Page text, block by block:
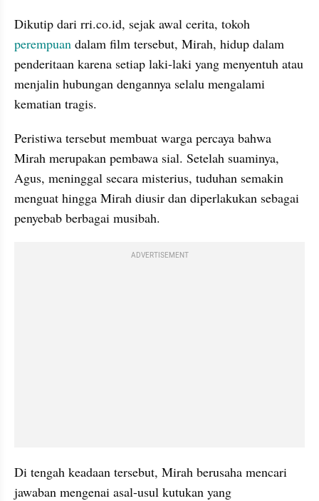
perempuan dalam film tersebut, Mirah, hidup dalam
penderitaan karena setiap laki-laki yang menyentuh atau
menjalin hubungan dengannya selalu mengalami
kematian tragis.
Peristiwa tersebut membuat warga percaya bahwa
Mirah merupakan pembawa sial. Setelah suaminya,
Agus, meninggal secara misterius, tuduhan semakin
menguat hingga Mirah diusir dan diperlakukan sebagai
penyebab berbagai musibah.
ADVERTISEMENT
Di tengah keadaan tersebut, Mirah berusaha mencari
jawaban mengenai asal-usul kutukan yang